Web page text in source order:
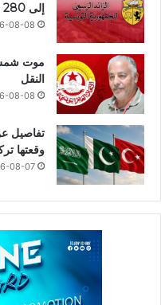
إلى 280 دينارا
08-08
موت شمس
النقل
08-08
تفاصيل
وقعتها
08-07